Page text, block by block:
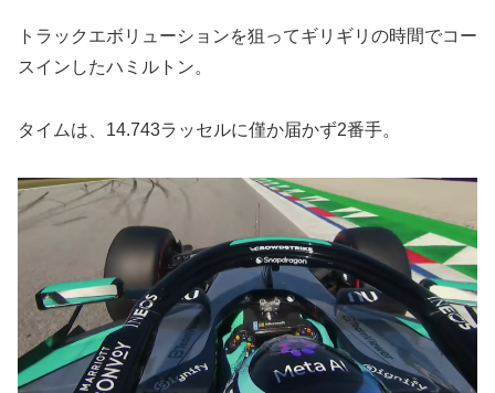
トラックエボリューションを狙ってギリギリの時間でコー
スインしたハミルトン。
タイムは、14.743ラッセルに僅か届かず2番手。